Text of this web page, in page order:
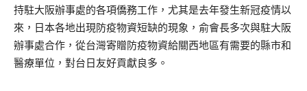
持駐大阪辦事處的各項僑務工作，尤其是去年發生新冠疫情以
來，日本各地出現防疫物資短缺的現象，俞會長多次與駐大阪
辦事處合作，從台灣寄贈防疫物資給關西地區有需要的縣市和
醫療單位，對台日友好貢獻良多。